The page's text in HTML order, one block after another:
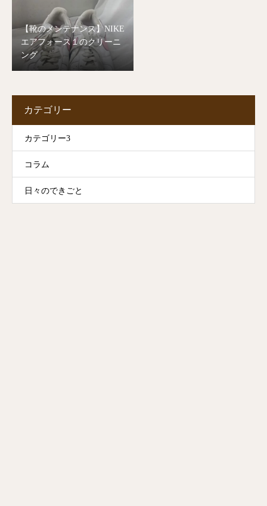
【靴のメンテナンス】NIKE
エアフォース１のクリーニ
ング
カテゴリー
カテゴリー3
コラム
日々のできごと